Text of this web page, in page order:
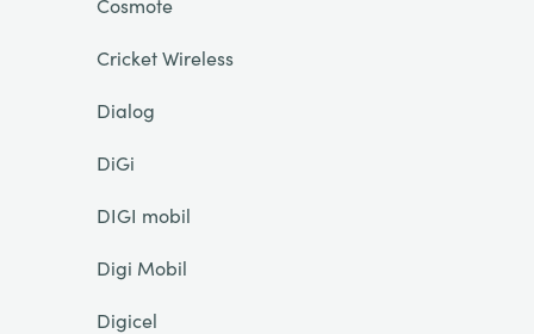
Cricket Wireless
Dialog
DiGi
DIGI mobil
Digi Mobil
Digicel